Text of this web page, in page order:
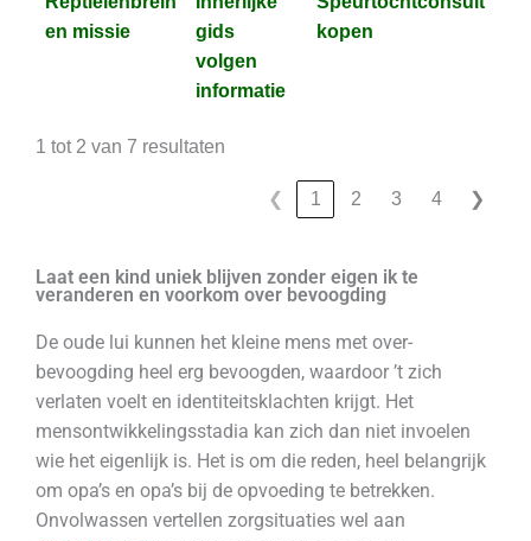
en missie
gids
volgen
informatie
kopen
en missie
gids
volgen
informatie
kopen
1 tot 2 van 7 resultaten
❮ 1 2 3 4 ❯
Laat een kind uniek blijven zonder eigen ik te
veranderen en voorkom over bevoogding
De oude lui kunnen het kleine mens met over-
bevoogding heel erg bevoogden, waardoor ’t zich
verlaten voelt en identiteitsklachten krijgt. Het
mensontwikkelingsstadia kan zich dan niet invoelen
wie het eigenlijk is. Het is om die reden, heel belangrijk
om opa’s en opa’s bij de opvoeding te betrekken.
Onvolwassen vertellen zorgsituaties wel aan